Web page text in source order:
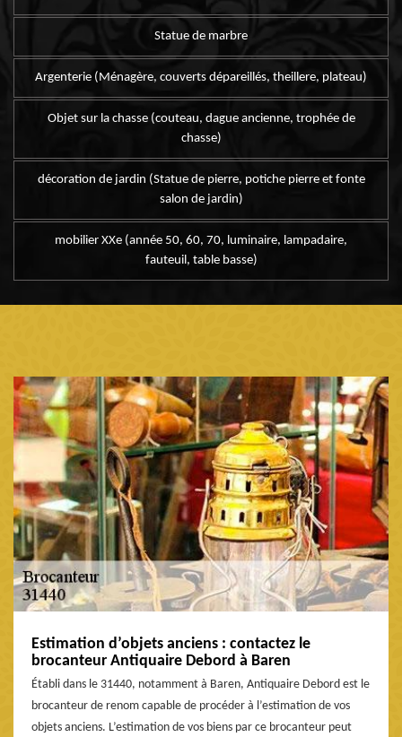
Statue de marbre
Argenterie (Ménagère, couverts dépareillés, theillere, plateau)
Objet sur la chasse (couteau, dague ancienne, trophée de
chasse)
décoration de jardin (Statue de pierre, potiche pierre et fonte
salon de jardin)
mobilier XXe (année 50, 60, 70, luminaire, lampadaire,
fauteuil, table basse)
Estimation d’objets anciens : contactez le
brocanteur Antiquaire Debord à Baren
Établi dans le 31440, notamment à Baren, Antiquaire Debord est le
brocanteur de renom capable de procéder à l’estimation de vos
objets anciens. L’estimation de vos biens par ce brocanteur peut